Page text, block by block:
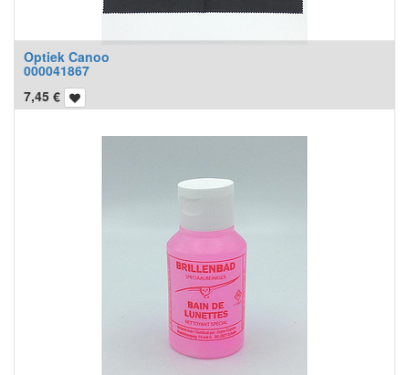
Optiek Canoo
000041867
7,45 €